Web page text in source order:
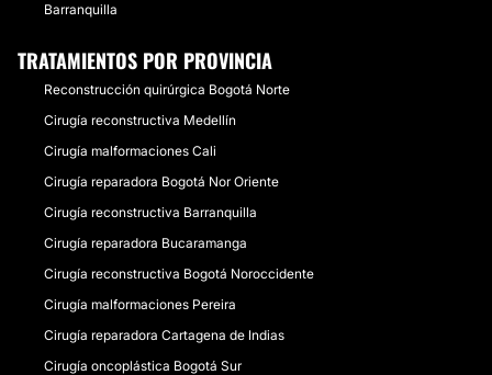
Barranquilla
TRATAMIENTOS POR PROVINCIA
Reconstrucción quirúrgica Bogotá Norte
Cirugía reconstructiva Medellín
Cirugía malformaciones Cali
Cirugía reparadora Bogotá Nor Oriente
Cirugía reconstructiva Barranquilla
Cirugía reparadora Bucaramanga
Cirugía reconstructiva Bogotá Noroccidente
Cirugía malformaciones Pereira
Cirugía reparadora Cartagena de Indias
Cirugía oncoplástica Bogotá Sur